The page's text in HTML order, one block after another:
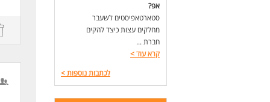
אפ?
סטארטאפיסטים לשעבר
מחלקים עצות כיצד להקים
חברת ...
קרא עוד>
לכתבות נוספות>